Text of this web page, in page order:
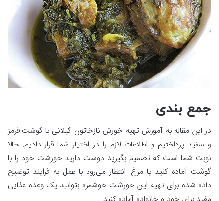
جمع بندی
در این مقاله به آموزش تهیه خورش نازخاتون گیلانی با گوشت قرمز
و سفید پرداختیم و اطلاعات لازم را در اختیار شما قرار دادیم. حالا
نوبت شما است که تصمیم بگیرید دوست دارید خورشت خود را با
گوشت آماده کنید یا مرغ. انتظار می‌رود با عمل به فرایند توضیح
داده شده برای تهیه این خورشت خوشمزه بتوانید یک وعده غذایی